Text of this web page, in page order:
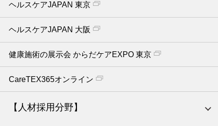
ヘルスケアJAPAN 東京
ヘルスケアJAPAN 大阪
健康施術の展示会 からだケアEXPO 東京
CareTEX365オンライン
【人材採用分野】